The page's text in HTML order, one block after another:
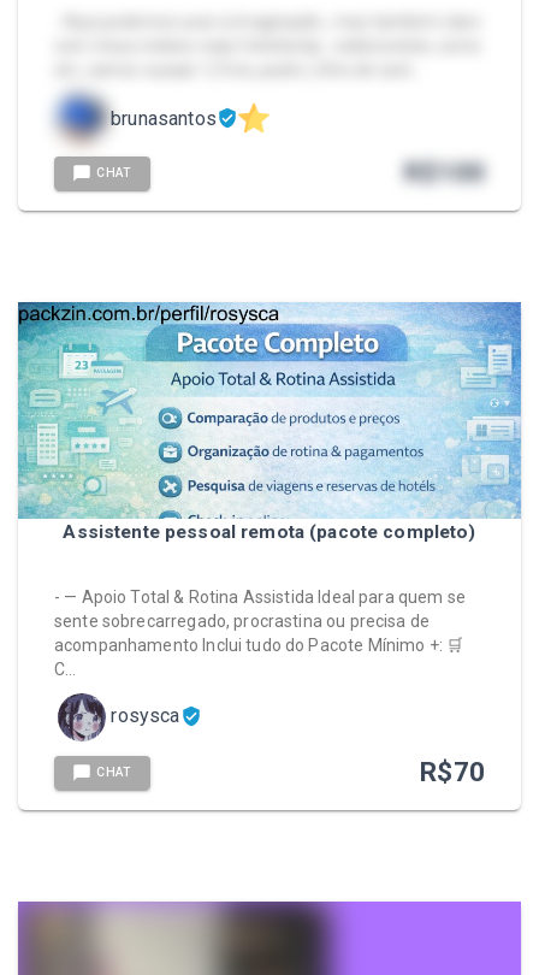
brunasantos
CHAT R$100
Assistente pessoal remota (pacote completo)
- — Apoio Total & Rotina Assistida Ideal para quem se
sente sobrecarregado, procrastina ou precisa de
acompanhamento Inclui tudo do Pacote Mínimo +: 🛒
C…
rosysca
CHAT R$70